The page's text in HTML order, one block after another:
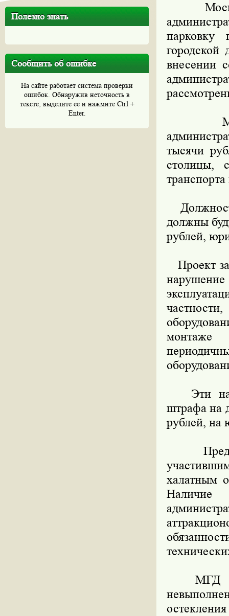
Полезно знать
Сообщить об ошибке
На сайте работает система проверки
ошибок. Обнаружив неточность в
тексте, выделите ее и нажмите Ctrl +
Enter.
парковку
городской
внесении
тысячи
столицы,
должны
рублей,
Проект
монтаже
Эти
штрафа на
рублей, на
халатным
МГД